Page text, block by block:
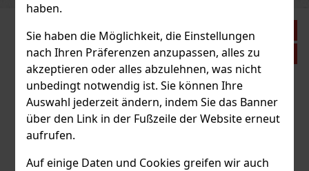
haben.
Sie haben die Möglichkeit, die Einstellungen
nach Ihren Präferenzen anzupassen, alles zu
akzeptieren oder alles abzulehnen, was nicht
unbedingt notwendig ist. Sie können Ihre
Auswahl jederzeit ändern, indem Sie das Banner
über den Link in der Fußzeile der Website erneut
aufrufen.
Auf einige Daten und Cookies greifen wir auch
Al Fakher The Double Crunch 50 g
AUF LAGER
Tabak mit dem Geschmack von zwei Äpfeln.
Rabatt: 21%
Aktion